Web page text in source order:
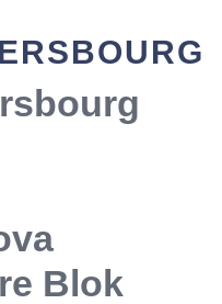
Blok